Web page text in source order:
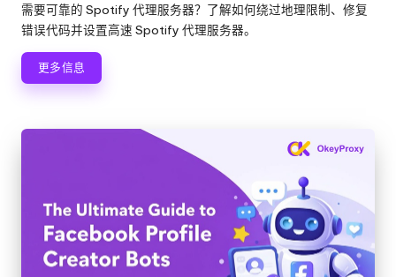
布
者
需要可靠的 Spotify 代理服务器？了解如何绕过地理限制、修复
错误代码并设置高速 Spotify 代理服务器。
更多信息